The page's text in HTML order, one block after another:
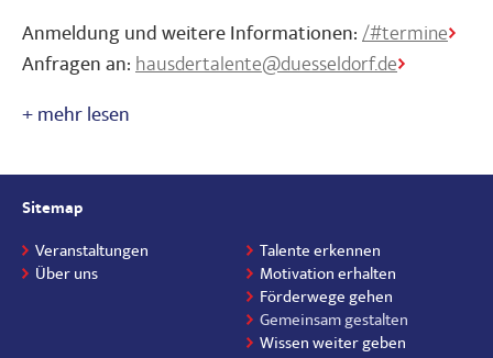
Anmeldung und weitere Informationen:/#termine
Anfragen an:hausdertalente@duesseldorf.de
Sitemap
Veranstaltungen
Über uns
Talente erkennen
Motivation erhalten
Förderwege gehen
Gemeinsam gestalten
Wissen weiter geben